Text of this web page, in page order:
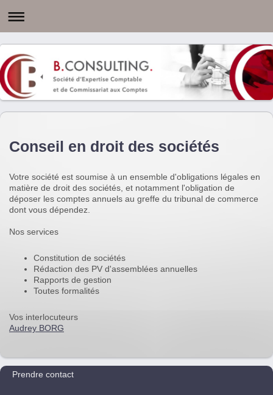
Conseil en droit des sociétés
Votre société est soumise à un ensemble d'obligations légales en
matière de droit des sociétés, et notamment l'obligation de
déposer les comptes annuels au greffe du tribunal de commerce
dont vous dépendez.
Nos services
Constitution de sociétés
Rédaction des PV d'assemblées annuelles
Rapports de gestion
Toutes formalités
Vos interlocuteurs
Audrey BORG
Prendre contact